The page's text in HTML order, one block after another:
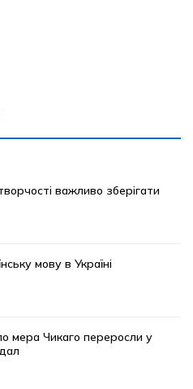
важливо зберігати
мову в Україні
мера Чикаго переросли у